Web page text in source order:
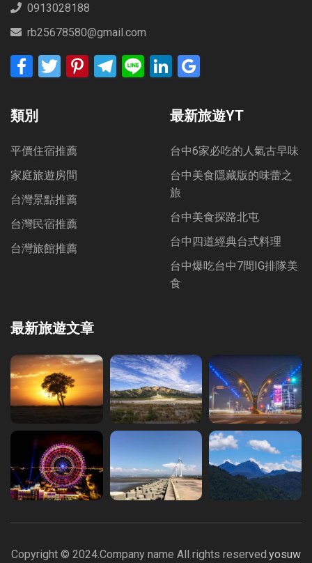
0913028188
rb25678580@gmail.com
FacebookTwitter PinterestTelegram
Line LinkedIn
類別
平價住宿推薦
家庭旅遊房間
台灣景點推薦
台灣民宿推薦
台灣旅館推薦
最新旅遊文章
最新旅遊YT
台中6家必吃的人氣古早味
台中美食隱藏版的味蕾之
旅
台中美食探路北屯
台中四道經典台式料理
台中爆吃台中7間IG排隊美
食
Copyright © 2024.Company name All rights reserved.yosuw